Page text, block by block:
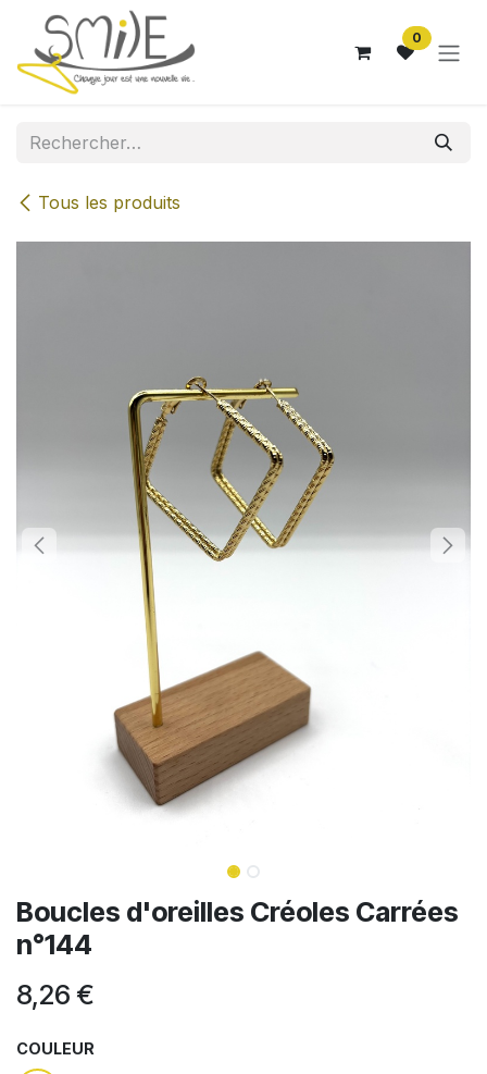
Se rendre au contenu
0
Tous les produits
Boucles d'oreilles Créoles Carrées
n°144
8,26 €
COULEUR